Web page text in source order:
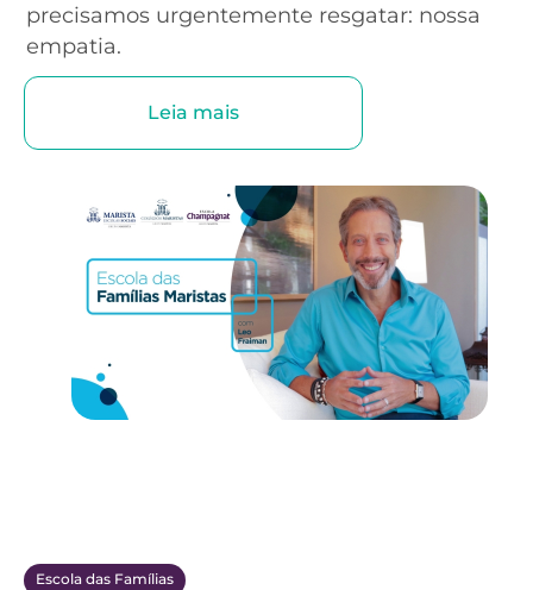
precisamos urgentemente resgatar: nossa
empatia.
Leia mais
Escola das Famílias